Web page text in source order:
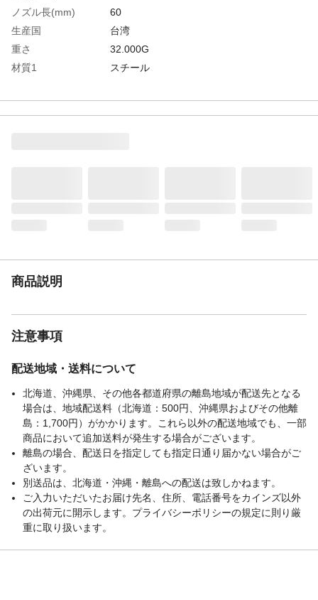
ノズル長(mm)
60
生産国
台湾
重さ
32.000G
材質1
スチール
商品説明
注意事項
配送地域・送料について
北海道、沖縄県、その他各都道府県の離島地域が配送先となる
場合は、地域配送料（北海道：500円、沖縄県およびその他離
島：1,700円）がかかります。これら以外の配送地域でも、一部
商品において追加送料が発生する場合がございます。
離島の場合、配送日を指定しても指定日通り届かない場合がご
ざいます。
別送品は、北海道・沖縄・離島への配送は致しかねます。
ご入力いただいたお届け先名、住所、電話番号をカインズ以外
の出荷元に開示します。プライバシーポリシーの規定に則り厳
重に取り扱います。